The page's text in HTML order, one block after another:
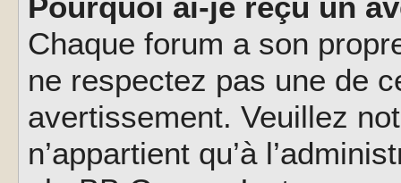
Chaque forum a son
ne respectez pas une de
avertissement. Veuillez
n’appartient qu’à